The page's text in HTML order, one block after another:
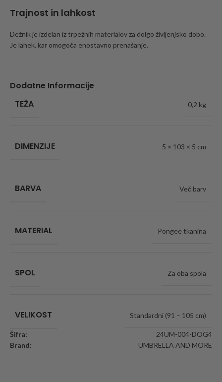
Trajnost in lahkost
Dežnik je izdelan iz trpežnih materialov za dolgo življenjsko dobo.
Je lahek, kar omogoča enostavno prenašanje.
Dodatne Informacije
TEŽA
0,2 kg
DIMENZIJE 5 × 103 × 5 cm
BARVA Več barv
MATERIAL Pongee tkanina
SPOL Za oba spola
VELIKOST Standardni (91 – 105 cm)
Šifra:
24UM-004-DOG4
Brand:
UMBRELLA AND MORE